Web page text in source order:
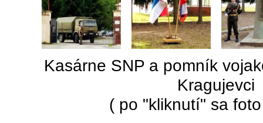
Kasárne SNP a pomník
Kragujevci
( po "kliknutí" sa